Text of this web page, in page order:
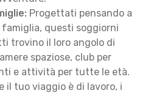
Progettati pensando a
famiglia, questi soggiorni
trovino il loro angolo di
spaziose, club per
e attività per tutte le età.
il tuo viaggio è di lavoro, i